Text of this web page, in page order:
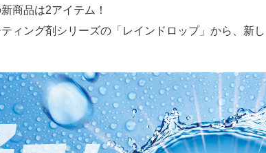
商品は2アイテム！
ィング剤シリーズの「レインドロップ」から、新